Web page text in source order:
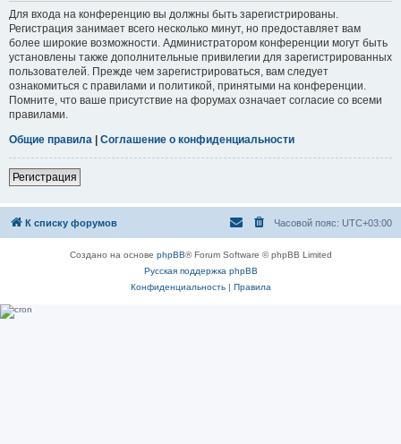
Для входа на конференцию вы должны быть зарегистрированы.
Регистрация занимает всего несколько минут, но предоставляет вам
более широкие возможности. Администратором конференции могут быть
установлены также дополнительные привилегии для зарегистрированных
пользователей. Прежде чем зарегистрироваться, вам следует
ознакомиться с правилами и политикой, принятыми на конференции.
Помните, что ваше присутствие на форумах означает согласие со всеми
правилами.
Общие правила | Соглашение о конфиденциальности
Регистрация
К списку форумов Часовой пояс: UTC+03:00
Создано на основе phpBB® Forum Software © phpBB Limited
Русская поддержка phpBB
Конфиденциальность| Правила